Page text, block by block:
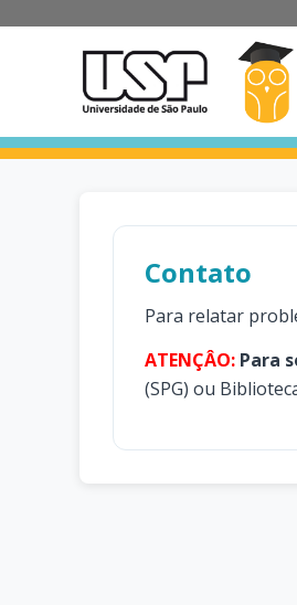
Contato
Para relatar
ATENÇÂO: Para
(SPG) ou